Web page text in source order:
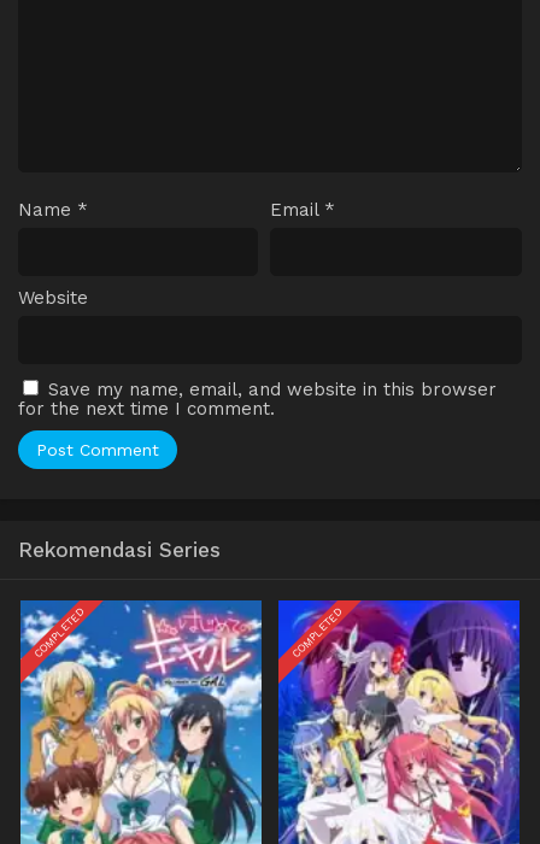
Name * Email *
Website
Save my name, email, and website in this browser
for the next time I comment.
Rekomendasi Series
COMPLETED COMPLETED